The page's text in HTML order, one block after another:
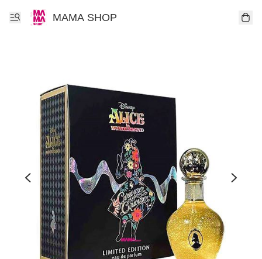
MAMA SHOP